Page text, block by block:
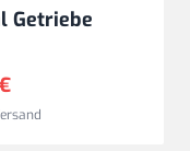
Getriebe